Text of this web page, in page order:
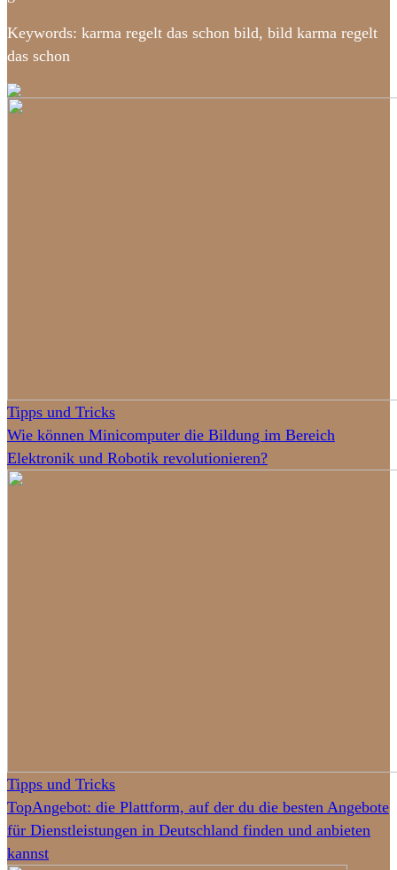
Keywords: karma regelt das schon bild, bild karma regelt
das schon
Tipps und Tricks
Wie können Minicomputer die Bildung im Bereich
Elektronik und Robotik revolutionieren?
Tipps und Tricks
TopAngebot: die Plattform, auf der du die besten Angebote
für Dienstleistungen in Deutschland finden und anbieten
kannst